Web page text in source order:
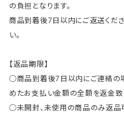
の負担となります。
商品到着後7日以内にご返送くだ
い。
【返品期限】
○商品到着後7日以内にご連絡の
めたお支払い金額の全額を返金致
○未開封、未使用の商品のみ返品